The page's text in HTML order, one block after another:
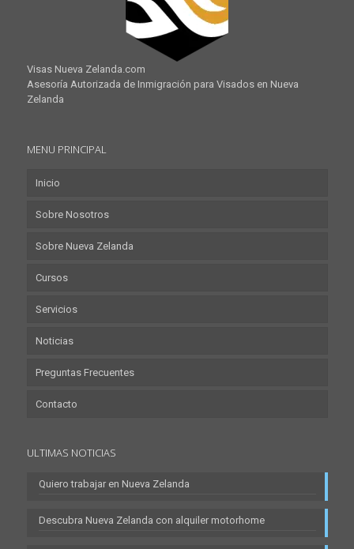
Visas Nueva Zelanda.com
Asesoría Autorizada de Inmigración para Visados en Nueva
Zelanda
MENU PRINCIPAL
Inicio
Sobre Nosotros
Sobre Nueva Zelanda
Cursos
Servicios
Noticias
Preguntas Frecuentes
Contacto
ULTIMAS NOTICIAS
Quiero trabajar en Nueva Zelanda
Descubra Nueva Zelanda con alquiler motorhome